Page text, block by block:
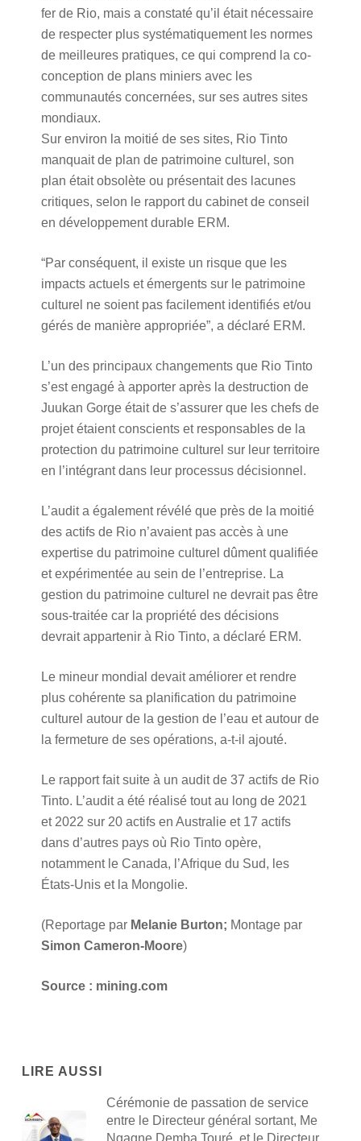
fer de Rio, mais a constaté qu’il était nécessaire
de respecter plus systématiquement les normes
de meilleures pratiques, ce qui comprend la co-
conception de plans miniers avec les
communautés concernées, sur ses autres sites
mondiaux.
Sur environ la moitié de ses sites, Rio Tinto
manquait de plan de patrimoine culturel, son
plan était obsolète ou présentait des lacunes
critiques, selon le rapport du cabinet de conseil
en développement durable ERM.
“Par conséquent, il existe un risque que les
impacts actuels et émergents sur le patrimoine
culturel ne soient pas facilement identifiés et/ou
gérés de manière appropriée”, a déclaré ERM.
L’un des principaux changements que Rio Tinto
s’est engagé à apporter après la destruction de
Juukan Gorge était de s’assurer que les chefs de
projet étaient conscients et responsables de la
protection du patrimoine culturel sur leur territoire
en l’intégrant dans leur processus décisionnel.
L’audit a également révélé que près de la moitié
des actifs de Rio n’avaient pas accès à une
expertise du patrimoine culturel dûment qualifiée
et expérimentée au sein de l’entreprise. La
gestion du patrimoine culturel ne devrait pas être
sous-traitée car la propriété des décisions
devrait appartenir à Rio Tinto, a déclaré ERM.
Le mineur mondial devait améliorer et rendre
plus cohérente sa planification du patrimoine
culturel autour de la gestion de l’eau et autour de
la fermeture de ses opérations, a-t-il ajouté.
Le rapport fait suite à un audit de 37 actifs de Rio
Tinto. L’audit a été réalisé tout au long de 2021
et 2022 sur 20 actifs en Australie et 17 actifs
dans d’autres pays où Rio Tinto opère,
notamment le Canada, l’Afrique du Sud, les
États-Unis et la Mongolie.
(Reportage par Melanie Burton; Montage par
Simon Cameron-Moore)
Source : mining.com
LIRE AUSSI
Cérémonie de passation de service
entre le Directeur général sortant, Me
Ngagne Demba Touré, et le Directeur